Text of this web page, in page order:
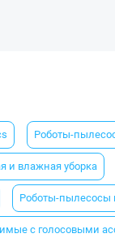
Роботы-
и влажная уборка
Роботы-пылесосы
с голосовыми